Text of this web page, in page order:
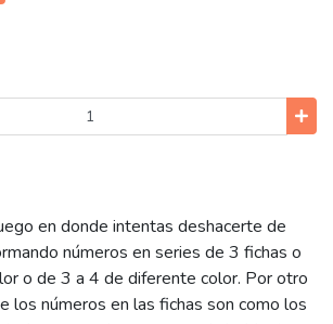
en donde intentas deshacerte de
números en series de 3 fichas o
o de 3 a 4 de diferente color. Por otro
los números en las fichas son como los